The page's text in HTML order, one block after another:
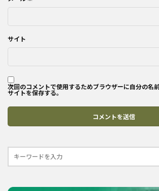
サイト
次回のコメントで使用するためブラウザーに自分の名
サイトを保存する。